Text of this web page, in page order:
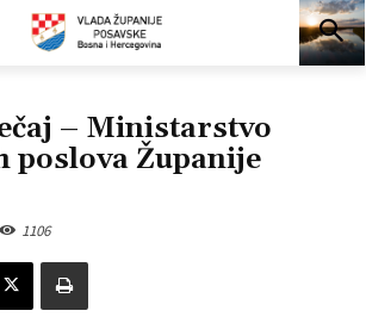
– Ministarstvo
poslova Županije
1106